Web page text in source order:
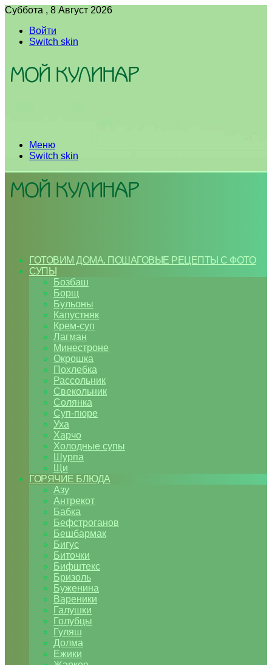
Суббота , 8 Август 2026
Войти
Switch skin
Меню
Switch skin
ГОТОВИМ ДОМА. ПОШАГОВЫЕ РЕЦЕПТЫ С ФОТО
СУПЫ
Бозбаш
Борщ
Бульоны
Капустняк
Крем-суп
Лагман
Минестроне
Окрошка
Похлебка
Рассольник
Свекольник
Солянка
Суп-пюре
Уха
Харчо
Холодные супы
Шурпа
Щи
ГОРЯЧИЕ БЛЮДА
Азу
Антрекот
Бабка
Бефстроганов
Бешбармак
Бигус
Биточки
Бифштекс
Бризоль
Буженина
Вареники
Галушки
Голубцы
Гуляш
Долма
Ежики